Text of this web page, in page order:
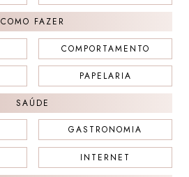
COMO FAZER
COMPORTAMENTO
PAPELARIA
SAÚDE
GASTRONOMIA
INTERNET